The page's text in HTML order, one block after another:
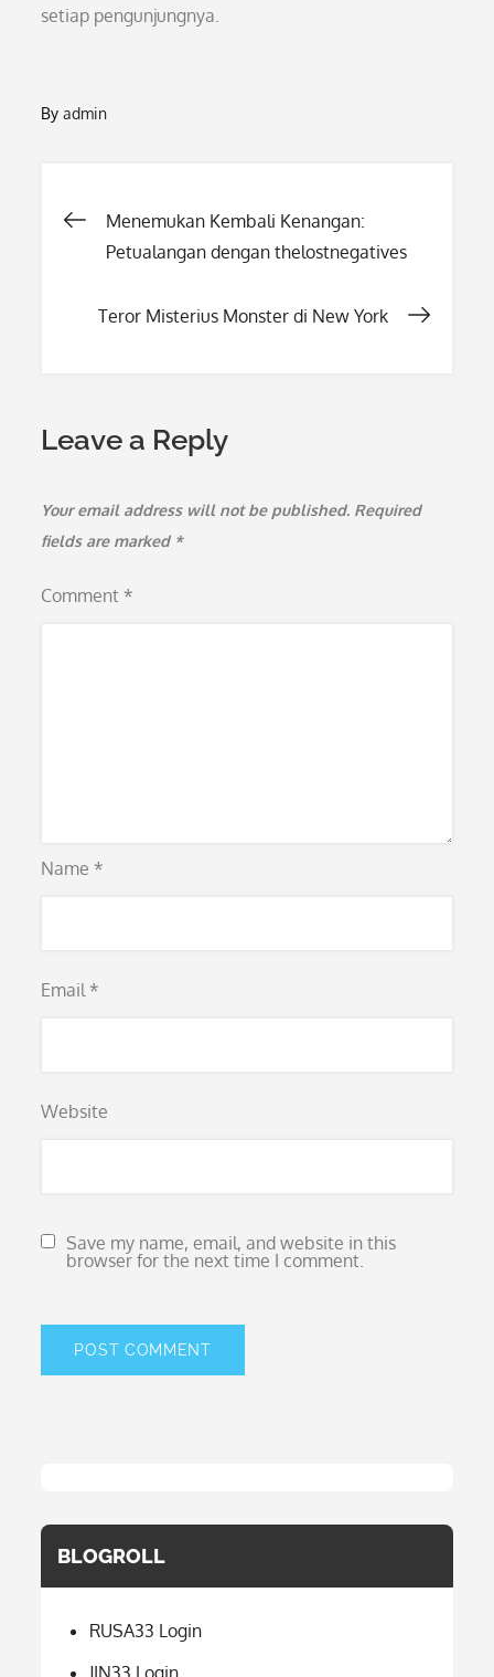
setiap pengunjungnya.
Byadmin
Post
Menemukan Kembali Kenangan:
Petualangan dengan thelostnegatives
Teror Misterius Monster di New York
Leave a Reply
Your email address will not be published. Required
fields are marked *
Comment *
Name *
Email *
Website
Save my name, email, and website in this
browser for the next time I comment.
BLOGROLL
RUSA33 Login
JIN33 Login